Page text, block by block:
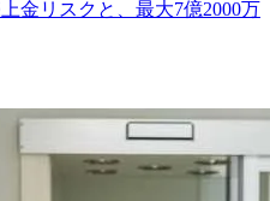
金リスクと、最大7億2000万